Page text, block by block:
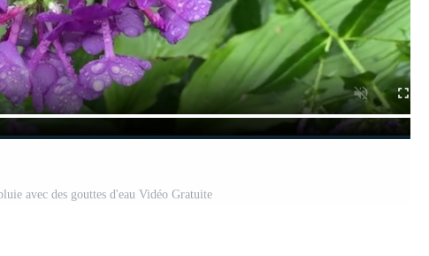
avec des gouttes d'eau Vidéo Gratuite